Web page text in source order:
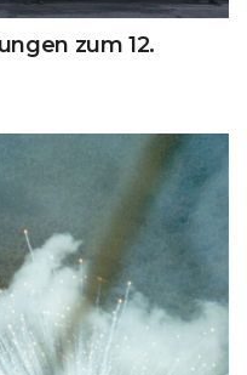
zum 12.